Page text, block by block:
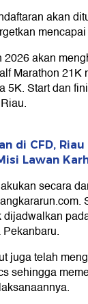
akan
akan
Marathon 21K
5K. Start dan
di CFD,
Lawan
secara
juga telah
sehingga